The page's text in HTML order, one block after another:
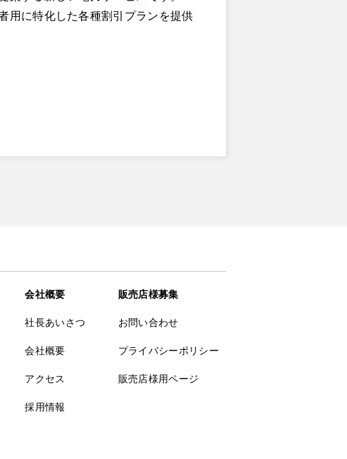
用に特化した各種割引プランを提供
会社概要
社長あいさつ
会社概要
アクセス
採用情報
販売店様募集
お問い合わせ
プライバシーポリシー
販売店様用ページ